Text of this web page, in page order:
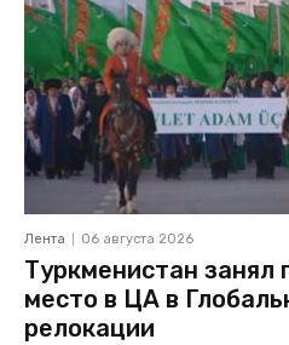
Лента 06 августа 2026
Туркменистан занял
место в ЦА в
релокации